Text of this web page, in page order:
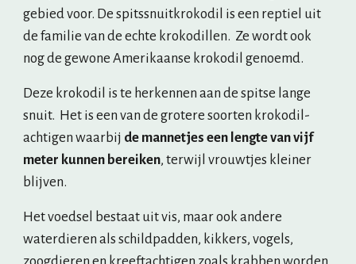
gebied voor. De spitssnuitkrokodil is een reptiel uit
de familie van de echte krokodillen.  Ze wordt ook
nog de gewone Amerikaanse krokodil genoemd.
Deze krokodil is te herkennen aan de spitse lange
snuit.  Het is een van de grotere soorten krokodil-
achtigen waarbij de mannetjes een lengte van vijf
meter kunnen bereiken, terwijl vrouwtjes kleiner
blijven.
Het voedsel bestaat uit vis, maar ook andere
waterdieren als schildpadden, kikkers, vogels,